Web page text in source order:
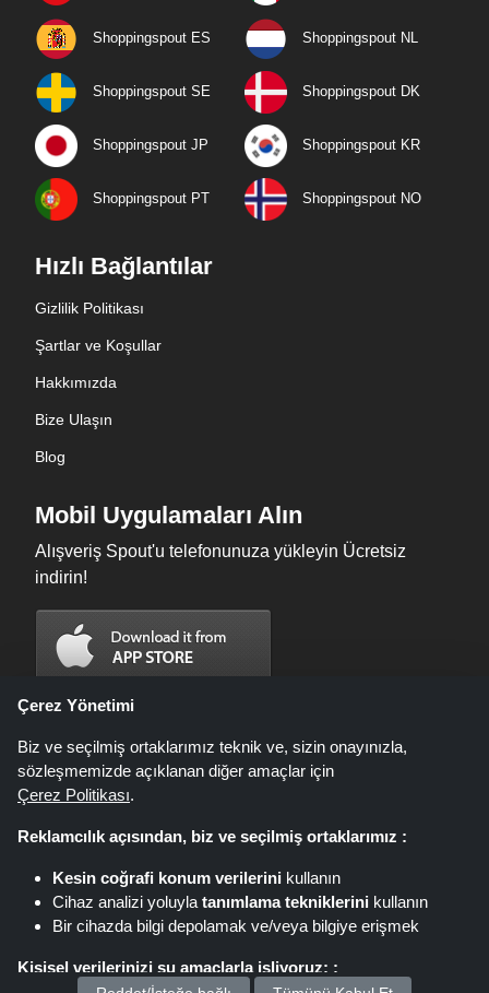
Shoppingspout ES Shoppingspout NL
Shoppingspout SE Shoppingspout DK
Shoppingspout JP Shoppingspout KR
Shoppingspout PT Shoppingspout NO
Hızlı Bağlantılar
Gizlilik Politikası
Şartlar ve Koşullar
Hakkımızda
Bize Ulaşın
Blog
Mobil Uygulamaları Alın
Alışveriş Spout'u telefonunuza yükleyin Ücretsiz
indirin!
Shoppingspout.com/tr fırsatların, indirimlerin ve kuponların sunulduğu bir
web sitesidir; bu fırsatlar veya teklifler farklı bağlı kuruluş ağları aracılığıyla
kullanıma sunulur. Bu linkler üzerinden yaptığınız alışverişlerde,
shoppingspout.com/tr bu linkler/fırsatlar üzerinden komisyon kazanır.
Copyright © 2026 Shoppingspout.com/tr. Her hakkı saklıdır.
Çerez Yönetimi
Biz ve seçilmiş ortaklarımız teknik ve, sizin onayınızla,
sözleşmemizde açıklanan diğer amaçlar için
Çerez Politikası.
Reklamcılık açısından, biz ve seçilmiş ortaklarımız :
Kesin coğrafi konum verilerini kullanın
Cihaz analizi yoluyla tanımlama tekniklerini kullanın
Bir cihazda bilgi depolamak ve/veya bilgiye erişmek
Kişisel verilerinizi şu amaçlarla işliyoruz: :